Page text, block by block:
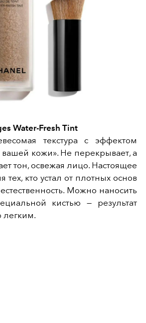
Water-Fresh Tint
текстура с эффектом
кожи». Не перекрывает, а
тон, освежая лицо. Настоящее
тех, кто устал от плотных основ
Можно наносить
кистью — результат
легким.